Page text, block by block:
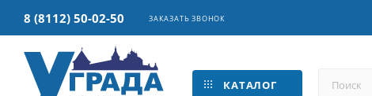
8 (8112) 50-02-50 ЗАКАЗАТЬ ЗВОНОК
КАТАЛОГ